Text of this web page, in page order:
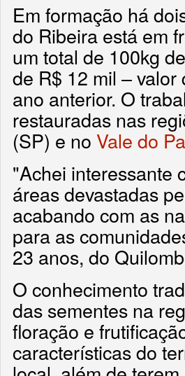
Em formação há
do Ribeira está em
um total de 100kg
de R$ 12 mil –
ano anterior. O
restauradas nas
(SP) e no Vale do
"Achei interessante
áreas devastadas
acabando com as
para as
23 anos, do
O conhecimento
das sementes na
floração e
características do